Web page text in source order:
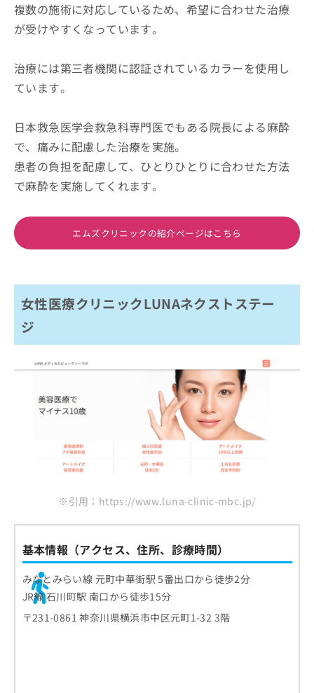
複数の施術に対応しているため、希望に合わせた治療
が受けやすくなっています。
治療には第三者機関に認証されているカラーを使用し
ています。
日本救急医学会救急科専門医でもある院長による麻酔
で、痛みに配慮した治療を実施。
患者の負担を配慮して、ひとりひとりに合わせた方法
で麻酔を実施してくれます。
エムズクリニックの紹介ページはこちら
女性医療クリニックLUNAネクストステー
ジ
※引用：https://www.luna-clinic-mbc.jp/
基本情報（アクセス、住所、診療時間）
みなとみらい線 元町中華街駅 5番出口から徒歩2分
JR線 石川町駅 南口から徒歩15分
〒231-0861 神奈川県横浜市中区元町1-32 3階